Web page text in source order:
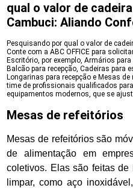
qual o valor de
Cambuci: Aliando
Pesquisando por qual o valor de
Conte com a ABC OFFICE para
Escritório, por exemplo, Armários
Balcão para recepção, Cadeiras para
Longarinas para recepção e Mesas
time de profissionais qualificados
equipamentos modernos, que se
Mesas de refeitórios
Mesas de refeitórios são
de alimentação em
coletivos. Elas são feitas
limpar, como aço